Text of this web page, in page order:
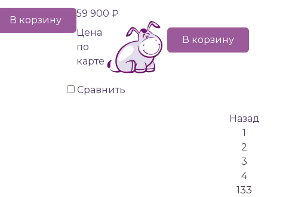
В корзину
59 900 ₽
Цена
по
карте
В корзину
Сравнить
Назад
1
2
3
4
133